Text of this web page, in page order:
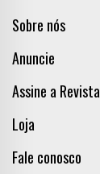
Sobre nós
Anuncie
Assine a Revista
Loja
Fale conosco